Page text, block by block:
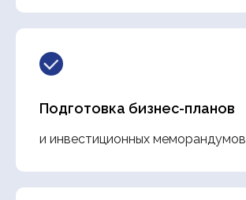
Подготовка бизнес-планов
и инвестиционных меморандумов